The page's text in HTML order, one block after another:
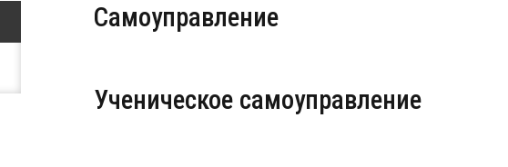
Самоуправление
Ученическое самоуправление